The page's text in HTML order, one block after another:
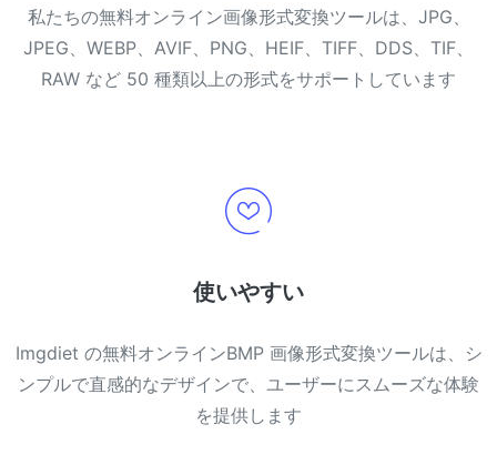
私たちの無料オンライン画像形式変換ツールは、JPG、
JPEG、WEBP、AVIF、PNG、HEIF、TIFF、DDS、TIF、
RAW など 50 種類以上の形式をサポートしています
使いやすい
Imgdiet の無料オンラインBMP 画像形式変換ツールは、シ
ンプルで直感的なデザインで、ユーザーにスムーズな体験
を提供します